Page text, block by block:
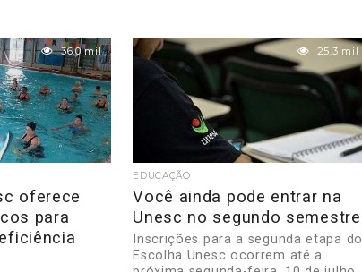
36.0 mil
oferece
para
25.3 mil
EDUCAÇÃO
Você ainda pode entrar na
Unesc no segundo semestre
Inscrições para a segunda etapa do
Escolha Unesc ocorrem até a